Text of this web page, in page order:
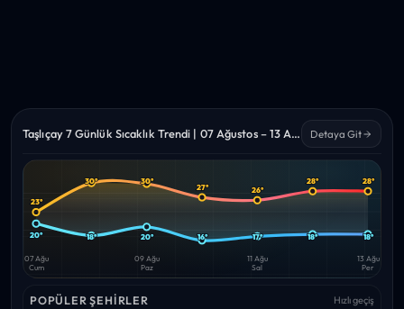
Taşlıçay 7 Günlük Sıcaklık Trendi | 07 Ağustos – 13 Ağustos 2026 Detaya Git
Yüksek
—
Düşük
23°
20°
30°
18°
30°
20°
27°
16°
26°
17°
28°
18°
28°
18°
07 Ağu
Cum
09 Ağu
Paz
11 Ağu
Sal
13 Ağu
Per
POPÜLER ŞEHIRLER Hızlı geçiş